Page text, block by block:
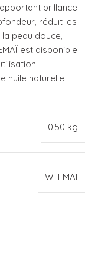
brillance
réduit les
peau douce,
est disponible
huile naturelle
0.50 kg
WEEMAÏ